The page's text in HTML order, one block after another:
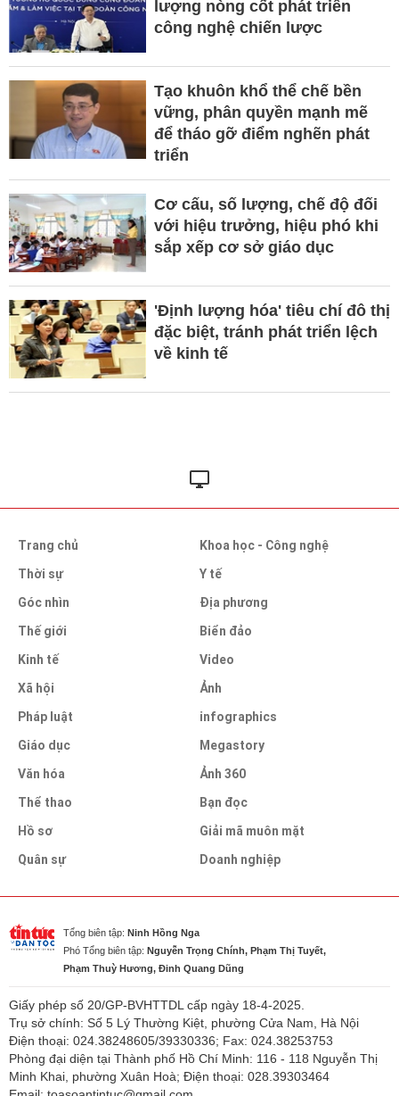
lượng nòng cốt phát triển
công nghệ chiến lược
Tạo khuôn khổ thể chế bền
vững, phân quyền mạnh mẽ
để tháo gỡ điểm nghẽn phát
triển
Cơ cấu, số lượng, chế độ đối
với hiệu trưởng, hiệu phó khi
sắp xếp cơ sở giáo dục
'Định lượng hóa' tiêu chí đô thị
đặc biệt, tránh phát triển lệch
về kinh tế
Trang chủ
Thời sự
Góc nhìn
Thế giới
Kinh tế
Xã hội
Pháp luật
Giáo dục
Văn hóa
Thể thao
Hồ sơ
Quân sự
Khoa học - Công nghệ
Y tế
Địa phương
Biển đảo
Video
Ảnh
infographics
Megastory
Ảnh 360
Bạn đọc
Giải mã muôn mặt
Doanh nghiệp
Tổng biên tập: Ninh Hồng Nga
Phó Tổng biên tập: Nguyễn Trọng Chính, Phạm Thị Tuyết,
Phạm Thuỳ Hương, Đinh Quang Dũng
Giấy phép số 20/GP-BVHTTDL cấp ngày 18-4-2025.
Trụ sở chính: Số 5 Lý Thường Kiệt, phường Cửa Nam, Hà Nội
Điện thoại: 024.38248605/39330336; Fax: 024.38253753
Phòng đại diện tại Thành phố Hồ Chí Minh: 116 - 118 Nguyễn Thị
Minh Khai, phường Xuân Hoà; Điện thoại: 028.39303464